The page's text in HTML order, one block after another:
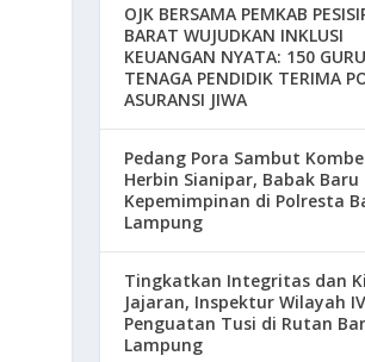
OJK BERSAMA PEMKAB
BARAT WUJUDKAN INKLUSI
KEUANGAN NYATA: 150
TENAGA PENDIDIK TERIMA
ASURANSI JIWA
Pedang Pora Sambut
Herbin Sianipar, Babak Baru
Kepemimpinan di Polresta
Lampung
Tingkatkan Integritas dan
Jajaran, Inspektur Wilayah
Penguatan Tusi di Rutan
Lampung